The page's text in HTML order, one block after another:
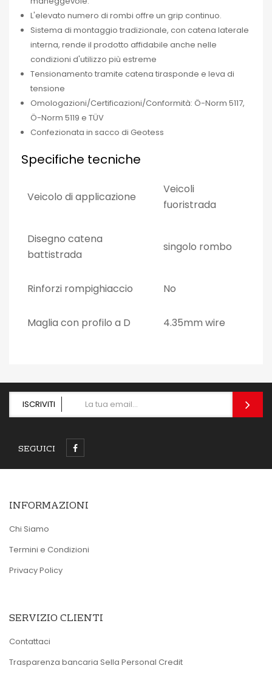
L'elevato numero di rombi offre un grip continuo.
Sistema di montaggio tradizionale, con catena laterale
interna, rende il prodotto affidabile anche nelle
condizioni d'utilizzo più estreme
Tensionamento tramite catena tirasponde e leva di
tensione
Omologazioni/Certificazioni/Conformità: Ö-Norm 5117,
Ö-Norm 5119 e TÜV
Confezionata in sacco di Geotess
Specifiche tecniche
Veicolo di applicazione
Veicoli
fuoristrada
Disegno catena
battistrada
singolo rombo
Rinforzi rompighiaccio No
Maglia con profilo a D 4.35mm wire
ISCRIVITI
SEGUICI
INFORMAZIONI
Chi Siamo
Termini e Condizioni
Privacy Policy
SERVIZIO CLIENTI
Contattaci
Trasparenza bancaria Sella Personal Credit